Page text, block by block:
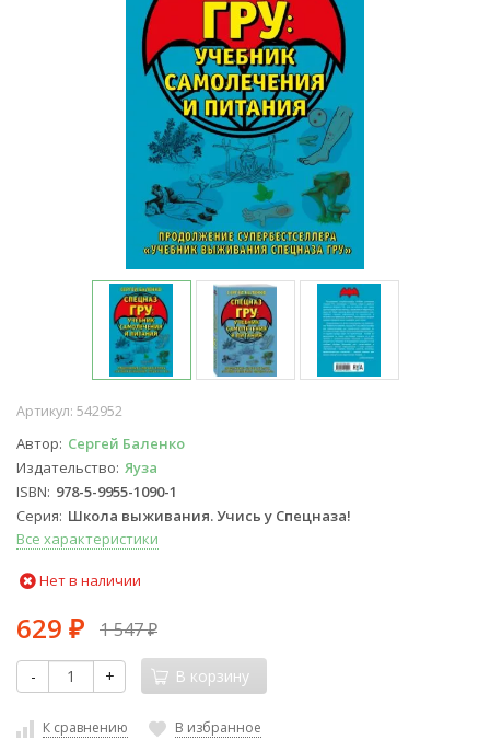
Артикул: 542952
Автор Сергей Баленко
Издательство Яуза
ISBN 978-5-9955-1090-1
Серия Школа выживания. Учись у Спецназа!
Все характеристики
Нет в наличии
629 ₽ 1 547₽
- + В корзину
К сравнению В избранное